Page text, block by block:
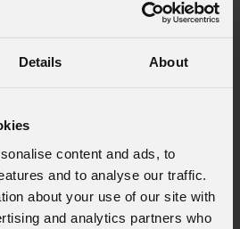
Details About
content and ads, to
and to analyse our traffic.
about your use of our site with
and analytics partners who